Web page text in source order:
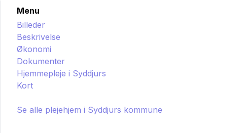
Menu
Billeder
Beskrivelse
Økonomi
Dokumenter
Hjemmepleje i Syddjurs
Kort
Se alle plejehjem i Syddjurs kommune